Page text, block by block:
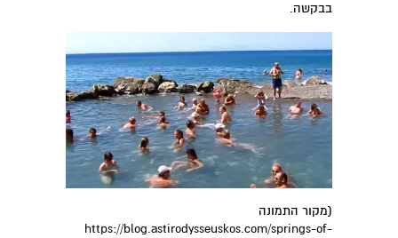
בבקשה.
(מקור התמונה
https://blog.astirodysseuskos.com/springs-of-